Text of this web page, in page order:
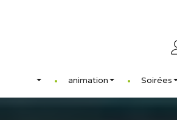
animation Soirées